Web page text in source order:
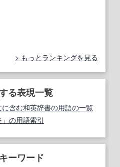
もっとランキングを見る
る表現一覧
に含む和英辞書の用語の一覧
の用語索引
ーワード